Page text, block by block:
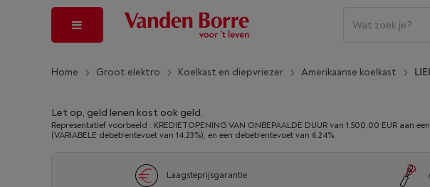
Home Groot elektro Koelkast en diepvriezer Amerikaanse koelkast
Let op, geld lenen kost ook geld.
Representatief voorbeeld : KREDIETOPENING VAN ONBEPAALDE DUUR van 1.500,00 EUR aan
(VARIABELE debetrentevoet van 14,23%), en een debetrentevoet van 6,24%.
Laagsteprijsgarantie